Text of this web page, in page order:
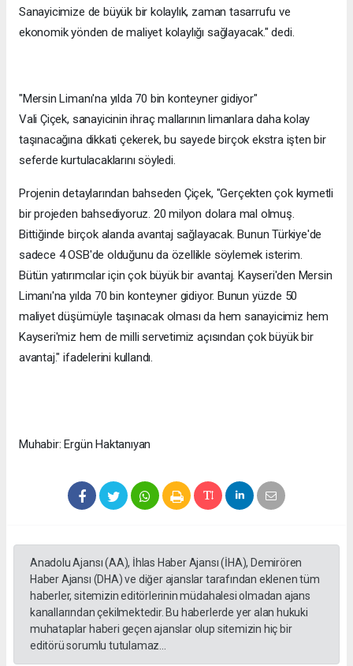
Sanayicimize de büyük bir kolaylık, zaman tasarrufu ve
ekonomik yönden de maliyet kolaylığı sağlayacak." dedi.
"Mersin Limanı'na yılda 70 bin konteyner gidiyor"
Vali Çiçek, sanayicinin ihraç mallarının limanlara daha kolay
taşınacağına dikkati çekerek, bu sayede birçok ekstra işten bir
seferde kurtulacaklarını söyledi.
Projenin detaylarından bahseden Çiçek, "Gerçekten çok kıymetli
bir projeden bahsediyoruz. 20 milyon dolara mal olmuş.
Bittiğinde birçok alanda avantaj sağlayacak. Bunun Türkiye'de
sadece 4 OSB'de olduğunu da özellikle söylemek isterim.
Bütün yatırımcılar için çok büyük bir avantaj. Kayseri'den Mersin
Limanı'na yılda 70 bin konteyner gidiyor. Bunun yüzde 50
maliyet düşümüyle taşınacak olması da hem sanayicimiz hem
Kayseri'miz hem de milli servetimiz açısından çok büyük bir
avantaj." ifadelerini kullandı.
Muhabir: Ergün Haktanıyan
Anadolu Ajansı (AA), İhlas Haber Ajansı (İHA), Demirören
Haber Ajansı (DHA) ve diğer ajanslar tarafından eklenen tüm
haberler, sitemizin editörlerinin müdahalesi olmadan ajans
kanallarından çekilmektedir. Bu haberlerde yer alan hukuki
muhataplar haberi geçen ajanslar olup sitemizin hiç bir
editörü sorumlu tutulamaz...